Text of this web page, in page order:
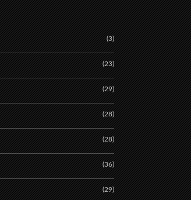
(3)
(23)
(29)
(28)
(28)
(36)
(29)